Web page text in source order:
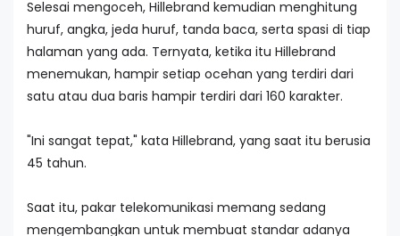
Selesai mengoceh, Hillebrand kemudian menghitung
huruf, angka, jeda huruf, tanda baca, serta spasi di tiap
halaman yang ada. Ternyata, ketika itu Hillebrand
menemukan, hampir setiap ocehan yang terdiri dari
satu atau dua baris hampir terdiri dari 160 karakter.
"Ini sangat tepat," kata Hillebrand, yang saat itu berusia
45 tahun.
Saat itu, pakar telekomunikasi memang sedang
mengembangkan untuk membuat standar adanya